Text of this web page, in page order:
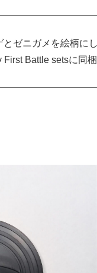
ゼニガメを絵柄に
Battle setsに同梱